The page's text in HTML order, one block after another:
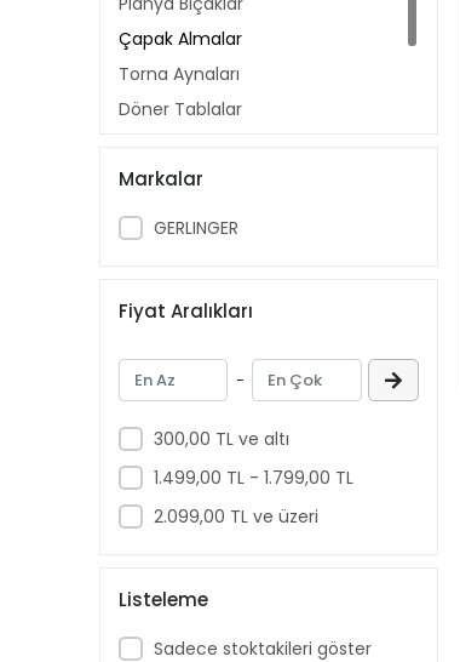
Çapak Almalar
Torna Aynaları
Döner Tablalar
Kesici Grubu
Markalar
GERLINGER
Fiyat Aralıkları
-
300,00 TL ve altı
1.499,00 TL - 1.799,00 TL
2.099,00 TL ve üzeri
Listeleme
Sadece stoktakileri göster